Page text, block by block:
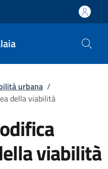
urbana /
della viabilità
viabilità